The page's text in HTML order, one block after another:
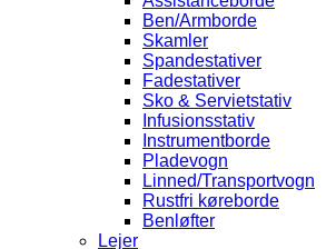
Ben/Armborde
Skamler
Spandestativer
Fadestativer
Sko & Servietstativ
Infusionsstativ
Instrumentborde
Pladevogn
Linned/Transportvogn
Rustfri køreborde
Benløfter
Lejer